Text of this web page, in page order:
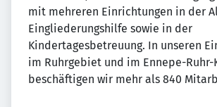
mit mehreren Einrichtungen in der
Eingliederungshilfe sowie in der
Kindertagesbetreuung. In unseren
im Ruhr­gebiet und im Ennepe-Ruhr-
beschäftigen wir mehr als 840